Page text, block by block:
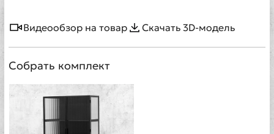
Видеообзор на товар Скачать 3D-модель
Собрать комплект